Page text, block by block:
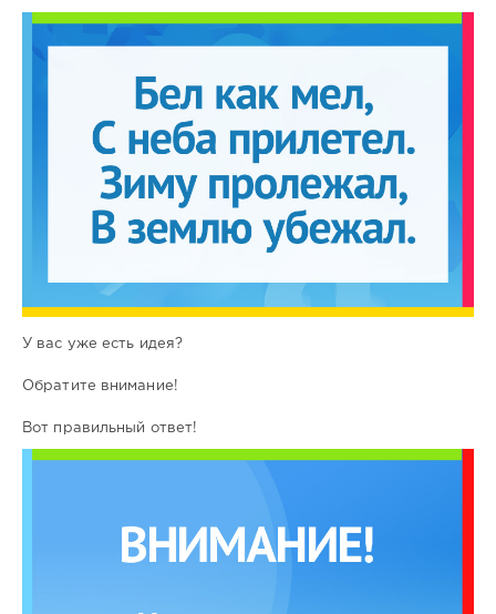
У вас уже есть идея?
Обратите внимание!
Вот правильный ответ!